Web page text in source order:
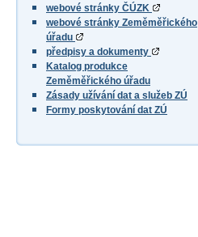
webové stránky ČÚZK
webové stránky Zeměměřického
úřadu
předpisy a dokumenty
Katalog produkce
Zeměměřického úřadu
Zásady užívání dat a služeb ZÚ
Formy poskytování dat ZÚ